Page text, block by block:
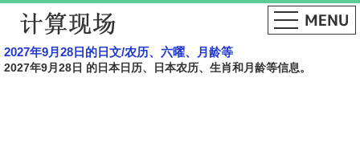
2027年9月28日的日文​​/农历、六曜、月龄等
2027年9月28日 的日本日历、日本农历、生肖和月龄等信息。